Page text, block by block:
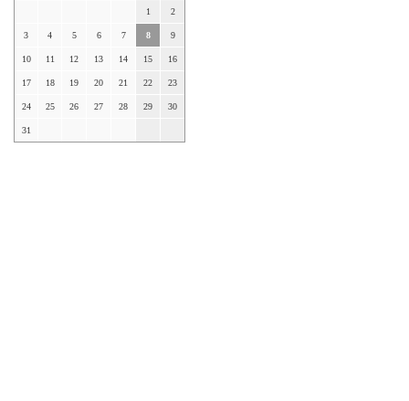
1 2
3 4 5 6 7 8 9
10 11 12 13 14 15 16
17 18 19 20 21 22 23
24 25 26 27 28 29 30
31